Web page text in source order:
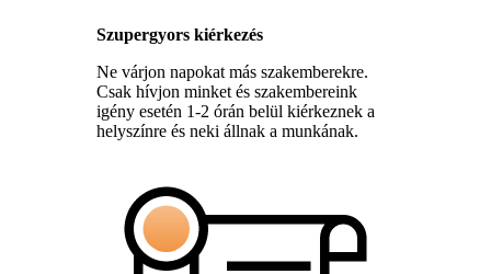
Szupergyors kiérkezés
Ne várjon napokat más szakemberekre.
Csak hívjon minket és szakembereink
igény esetén 1-2 órán belül kiérkeznek a
helyszínre és neki állnak a munkának.